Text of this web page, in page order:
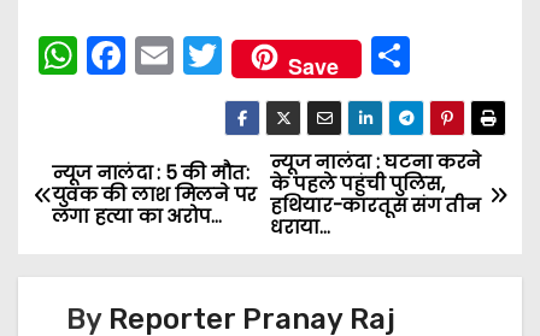
W
ts
A
p
F
e
b
o
k
E
l
T
w
itt
er
Save S
h
ar
e
P
o
s
न्यूज नालंदा : घटना करने
के पहले पहुंची पुलिस,
हथियार-कारतूस संग तीन
धराया…
न्यूज नालंदा : 5 की मौत:
युवक की लाश मिलने पर
लगा हत्या का अरोप…
By Reporter Pranay Raj